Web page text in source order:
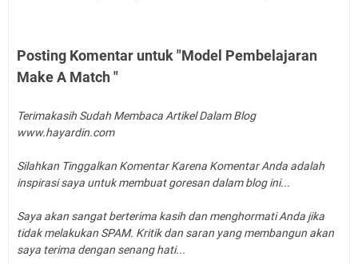
Posting Komentar untuk "Model Pembelajaran
Make A Match "
Terimakasih Sudah Membaca Artikel Dalam Blog
www.hayardin.com
Silahkan Tinggalkan Komentar Karena Komentar Anda adalah
inspirasi saya untuk membuat goresan dalam blog ini...
Saya akan sangat berterima kasih dan menghormati Anda jika
tidak melakukan SPAM. Kritik dan saran yang membangun akan
saya terima dengan senang hati...